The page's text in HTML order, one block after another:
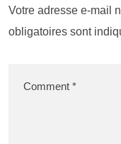
Votre adresse e-mail
obligatoires sont